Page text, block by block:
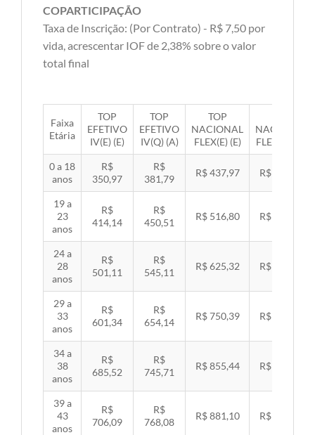
COPARTICIPAÇÃO
Taxa de Inscrição: (Por Contrato) - R$ 7,50 por
vida, acrescentar IOF de 2,38% sobre o valor
total final
Faixa
Etária
TOP
EFETIVO
IV(E) (E)
TOP
EFETIVO
IV(Q) (A)
TOP
NACIONAL
FLEX(E) (E)
NACIONAL
FLEX(Q) (A)
0 a 18
anos
R$
350,97
R$
381,79
R$ 437,97 R$ 451,33
19 a
23
anos
R$
414,14
R$
450,51
R$ 516,80 R$ 532,57
24 a
28
anos
R$
501,11
R$
545,11
R$ 625,32 R$ 644,40
29 a
33
anos
R$
601,34
R$
654,14
R$ 750,39 R$ 773,29
34 a
38
anos
R$
685,52
R$
745,71
R$ 855,44 R$ 881,54
39 a
43
anos
R$
706,09
R$
768,08
R$ 881,10 R$ 907,99